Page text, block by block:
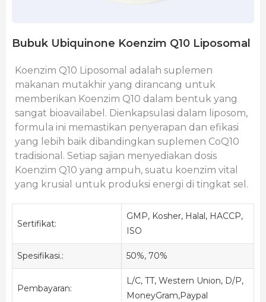
Bubuk Ubiquinone Koenzim Q10 Liposomal
Koenzim Q10 Liposomal adalah suplemen
makanan mutakhir yang dirancang untuk
memberikan Koenzim Q10 dalam bentuk yang
sangat bioavailabel. Dienkapsulasi dalam liposom,
formula ini memastikan penyerapan dan efikasi
yang lebih baik dibandingkan suplemen CoQ10
tradisional. Setiap sajian menyediakan dosis
Koenzim Q10 yang ampuh, suatu koenzim vital
yang krusial untuk produksi energi di tingkat sel.
Sertifikat:
GMP, Kosher, Halal, HACCP,
ISO
Spesifikasi.: 50%, 70%
Pembayaran:
L/C, TT, Western Union, D/P,
MoneyGram,Paypal